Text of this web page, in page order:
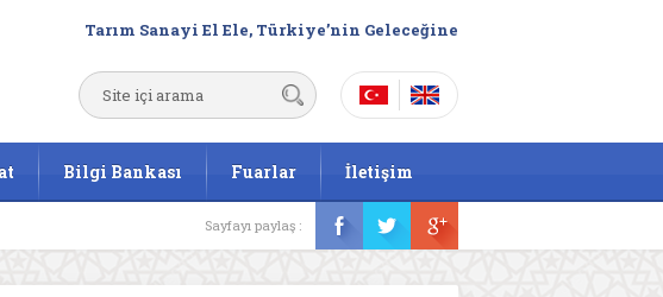
Tarım Sanayi El Ele, Türkiye’nin Geleceğine
Bilgi Bankası Fuarlar İletişim
Sayfayı paylaş :